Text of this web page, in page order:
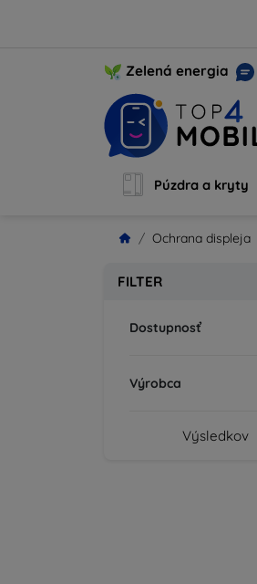
Zelená energia
Púzdra a kryty
Ochrana displeja
FILTER
Dostupnosť
Výrobca
Výsledkov